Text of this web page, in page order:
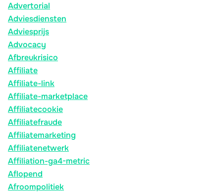
Advertorial
Adviesdiensten
Adviesprijs
Advocacy
Afbreukrisico
Affiliate
Affiliate-link
Affiliate-marketplace
Affiliatecookie
Affiliatefraude
Affiliatemarketing
Affiliatenetwerk
Affiliation-ga4-metric
Aflopend
Afroompolitiek